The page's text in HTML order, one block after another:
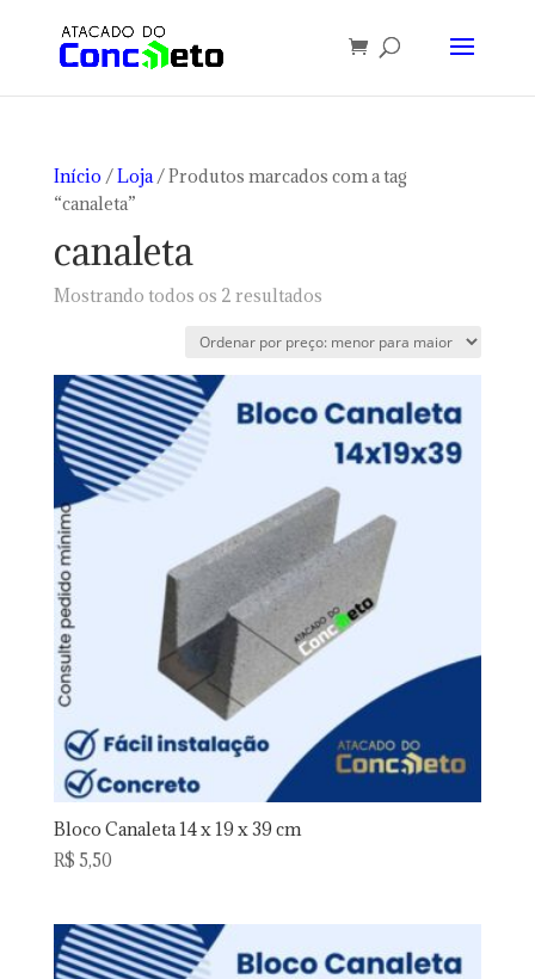
Início /Loja/ Produtos marcados com a tag
“canaleta”
canaleta
Mostrando todos os 2 resultadosClassificado
preço:
baixo
para
alto
Bloco Canaleta 14 x 19 x 39 cm
R$ 5,50